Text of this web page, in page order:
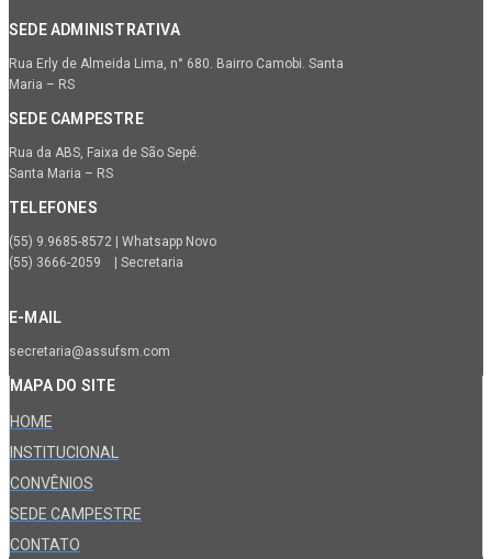
SEDE ADMINISTRATIVA
Rua Erly de Almeida Lima, n° 680. Bairro Camobi. Santa
Maria – RS
SEDE CAMPESTRE
Rua da ABS, Faixa de São Sepé.
Santa Maria – RS
TELEFONES
(55) 9.9685-8572 | Whatsapp Novo
(55) 3666-2059 | Secretaria
E-MAIL
secretaria@assufsm.com
MAPA DO SITE
HOME
INSTITUCIONAL
CONVÊNIOS
SEDE CAMPESTRE
CONTATO